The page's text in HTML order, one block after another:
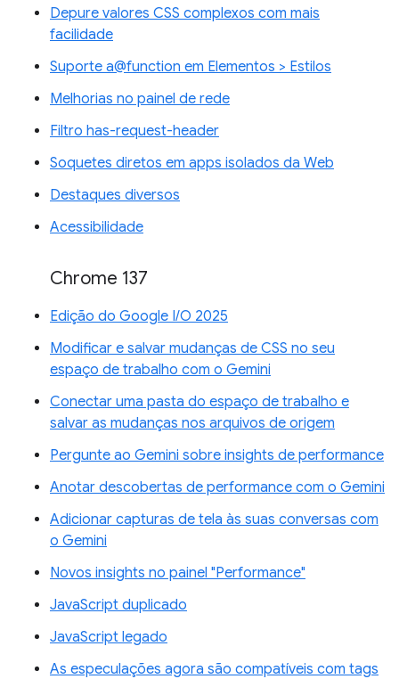
Depure valores CSS complexos com mais
facilidade
Suporte a@function em Elementos > Estilos
Melhorias no painel de rede
Filtro has-request-header
Soquetes diretos em apps isolados da Web
Destaques diversos
Acessibilidade
Chrome 137
Edição do Google I/O 2025
Modificar e salvar mudanças de CSS no seu
espaço de trabalho com o Gemini
Conectar uma pasta do espaço de trabalho e
salvar as mudanças nos arquivos de origem
Pergunte ao Gemini sobre insights de performance
Anotar descobertas de performance com o Gemini
Adicionar capturas de tela às suas conversas com
o Gemini
Novos insights no painel "Performance"
JavaScript duplicado
JavaScript legado
As especulações agora são compatíveis com tags